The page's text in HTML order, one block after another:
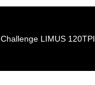
Challenge LIMUS 120TPI